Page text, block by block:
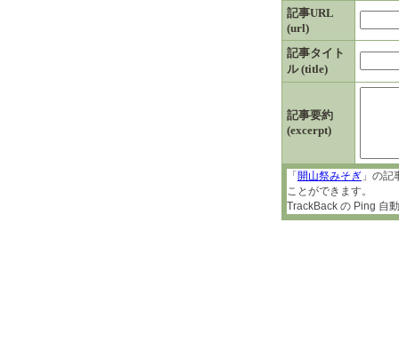
記事URL
(url)
記事タイト
ル (title)
記事要約
(excerpt)
「 開山祭みそぎ 」の
ことができます。
TrackBack の Ping 自